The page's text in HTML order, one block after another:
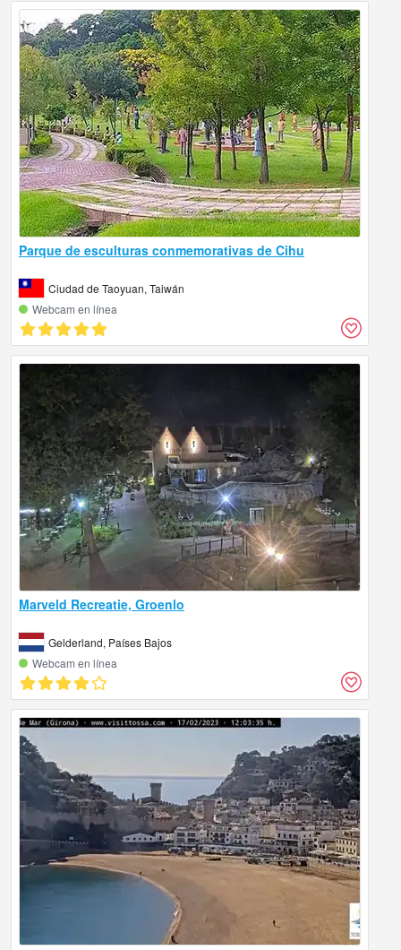
Parque de esculturas conmemorativas de Cihu
Ciudad de Taoyuan, Taiwán
Webcam en línea
Marveld Recreatie, Groenlo
Gelderland, Países Bajos
Webcam en línea